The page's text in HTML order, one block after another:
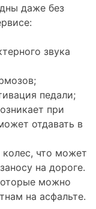
даже без
звука
педали;
при
отдавать в
что может
на дороге.
можно
на асфальте.